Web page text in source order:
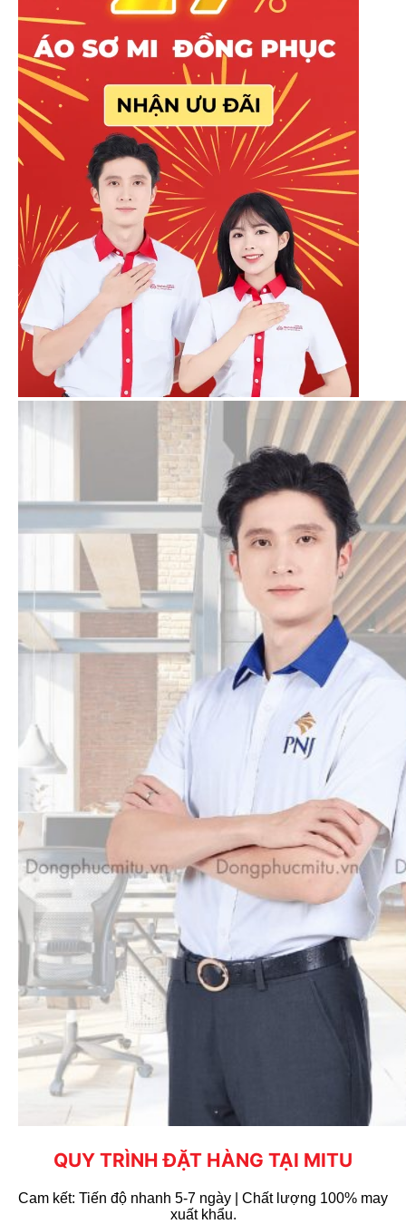
hỗ trợ.
Chất liệu & quy cách áo
* Dòng áo sẵn của Mitu được sử dụng chất liệu
Lacoste Poly thái. Dòng chất liệu trung bình (giá
rẻ) được nhiều khách hàng lựa chọn.
* Đặc tính: Thấm hút vừa phải, chống nhăn tốt,
đàn hồi tối, màu sắc tươi và bền màu.
khách hàng muốn tham khảo thêm các chất liệu
khác cao cấp hơn, vui lòng liên hệ với Mitu.
In - Thêu Theo Yêu Cầu
Chất Liệu - Quy Cách
Dòng áo sẵn
của Mitu được sử dụng chất
liệu Lacoste Poly thái. Dòng chất liệu trung
bình (giá rẻ) được nhiều khách hàng lựa
chọn.
Đặc tính:
Thấm hút vừa phải, chống nhăn
tốt, đàn hồi tối, màu sắc tươi và bền màu.
Form áo:Form chung nam nữ (Áo phù
hợp cho cả nam và nữ)
khách hàng muốn tham khảo thêm các chất liệu
khác cao cấp hơn, vui lòng liên hệ với Mitu.
Dịch Vụ In - Thêu Theo Yêu Cầu
Đồng phục Mitu nhận In - Thêu theo yêu cầu.
Với công nghệ in
đa dạng & Hiện đại như: In
lụa (in lưới), In Pet, In chuyển nhiệt, In Kỹ thuật
số DTS.
Công nghệ thêu
với máy thêu đời mới nhất
(Hãng máy thêu tajima) giúp hình thêu sắc nét,
ngay kể cả chi tiết nhỏ. Đa dạng màu sắc chỉ
thêu, chỉ thêu chống nhiễm màu, màu sắc tươi
sáng.
QUY TRÌNH ĐẶT HÀNG TẠI MITU
Cam kết: Tiến độ nhanh 5-7 ngày | Chất lượng 100% may
xuất khẩu.